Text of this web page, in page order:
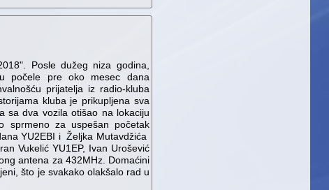
Posle dužeg niza godina,
počele pre oko mesec dana
prijatelja iz radio-kluba
kluba je prikupljena sva
sa dva vozila otišao na lokaciju
sprmeno za uspešan početak
YU2EBI i Željka Mutavdžića
Vukelić YU1EP, Ivan Urošević
antena za 432MHz. Domaćini
što je svakako olakšalo rad u